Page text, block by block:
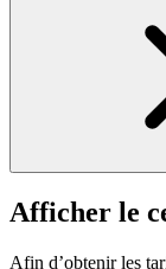
Afficher le
Afin d’obtenir les